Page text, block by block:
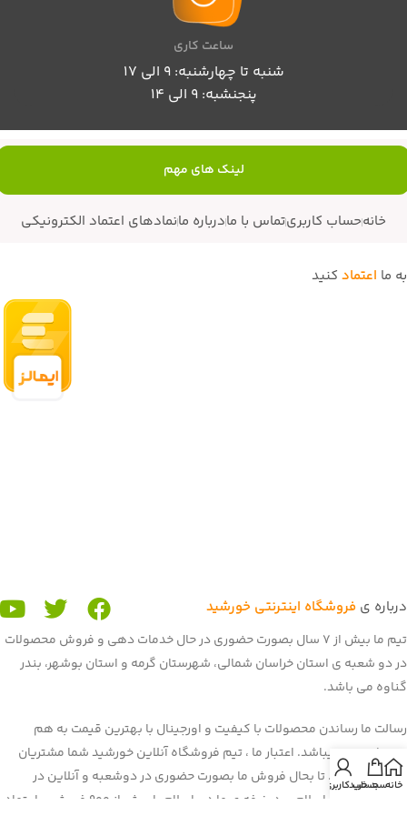
ساعت کاری
شنبه تا چهارشنبه: 9 الی 17
پنجنشبه: 9 الی 14
لینک های مهم
خانهحساب کاربریتماس با مادرباره مانمادهای اعتماد الکترونیکی
درباره ی فروشگاه اینترنتی خورشید
تیم ما بیش از 7 سال بصورت حضوری در حال خدمات دهی و فروش محصولات
در دو شعبه ی استان خراسان شمالی، شهرستان گرمه و استان بوشهر، بندر
گناوه می باشد.
رسالت ما رساندن محصولات با کیفیت و اورجینال با بهترین قیمت به هم
میهنان عزیز میباشد. اعتبار ما ، تیم فروشگاه آنلاین خورشید شما مشتریان
عزیز می باشید. تا بحال فروش ما بصورت حضوری در دوشعبه و آنلاین در
برنامه و سایت باسلام بود. غرفه ی ما در باسلام با بیش از 900 فروش و اعتماد
به ما اعتماد کنید
خانهسبد خرید
حساب کاربری من